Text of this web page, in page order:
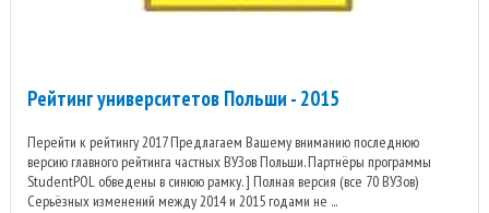
Рейтинг университетов Польши - 2015
Перейти к рейтингу 2017 Предлагаем Вашему вниманию последнюю
версию главного рейтинга частных ВУЗов Польши. Партнёры программы
StudentPOL обведены в синюю рамку. ] Полная версия (все 70 ВУЗов)
Серьёзных изменений между 2014 и 2015 годами не ...